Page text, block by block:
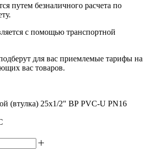
путем безналичного расчета по
с помощью транспортной
для вас приемлемые тарифы на
вас товаров.
(втулка) 25x1/2" ВР PVC-U PN16